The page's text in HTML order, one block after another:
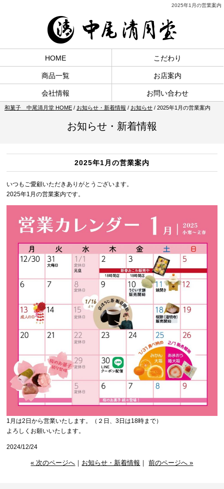
2025年1月の営業案内
HOME こだわり
商品一覧 お店案内
会社情報 お問い合わせ
和菓子 中尾清月堂 HOME/ お知らせ・新着情報 / お知らせ/ 2025年1月の営業案内
お知らせ・新着情報
2025年1月の営業案内
いつもご愛顧いただきありがとうございます。
2025年1月の営業案内です。
1月は2日から営業いたします。（２日、3日は18時まで）
よろしくお願いいたします。
2024/12/24
« 次のページへ ｜ お知らせ・新着情報 ｜前のページへ »